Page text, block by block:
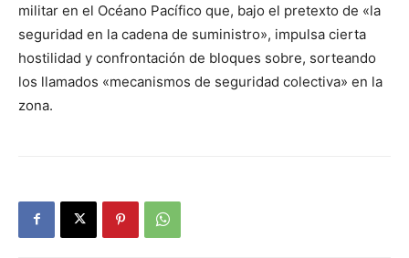
militar en el Océano Pacífico que, bajo el pretexto de «la
seguridad en la cadena de suministro», impulsa cierta
hostilidad y confrontación de bloques sobre, sorteando
los llamados «mecanismos de seguridad colectiva» en la
zona.